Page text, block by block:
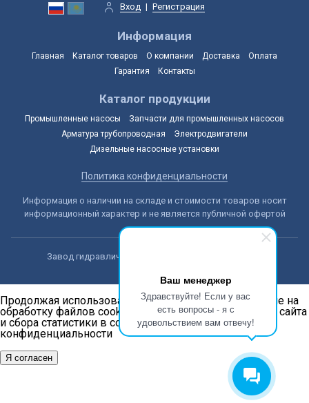
Ваш менеджер
Здравствуйте! Если у вас
есть вопросы - я с
удовольствием вам отвечу!
Вход | Регистрация
Информация
Главная Каталог товаров О компании Доставка
Оплата
Гарантия
Контакты
Каталог продукции
Промышленные насосы
Запчасти для промышленных насосов
Арматура трубопроводная
Электродвигатели
Дизельные насосные установки
Политика конфиденциальности
Информация о наличии на складе и стоимости товаров носит
информационный характер и не является публичной офертой
Завод гидравлических машин © 2014-2026, Астана
Продолжая использовать наш сайт, вы даёте согласие на
обработку файлов cookie в целях функционирования сайта
и сбора статистики в соответствии сполитикой
конфиденциальности
Я согласен